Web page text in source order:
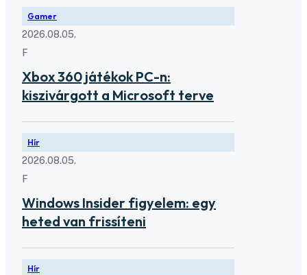
Gamer
2026.08.05.
F
Xbox 360 játékok PC-n:
kiszivárgott a Microsoft terve
Hír
2026.08.05.
F
Windows Insider figyelem: egy
heted van frissíteni
Hír